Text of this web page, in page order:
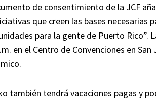
de consentimiento de la JCF
que creen las bases
para la gente de Puerto Rico”.
en el Centro de Convenciones en
también tendrá vacaciones pagas y